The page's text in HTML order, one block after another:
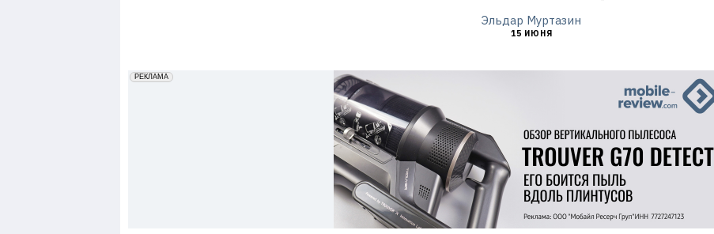
Эльдар Муртазин
15 ИЮНЯ
erid: 2VfnxxmNzs5
РЕКЛАМА